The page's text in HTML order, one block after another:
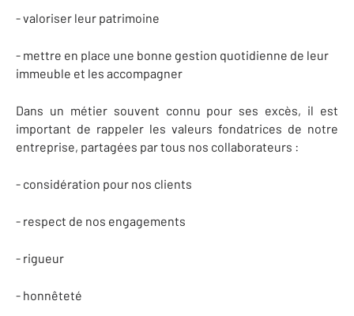
- valoriser leur patrimoine
- mettre en place une bonne gestion quotidienne de leur
immeuble et les accompagner
Dans un métier souvent connu pour ses excès, il est
important de rappeler les valeurs fondatrices de notre
entreprise, partagées par tous nos collaborateurs :
- considération pour nos clients
- respect de nos engagements
- rigueur
- honnêteté